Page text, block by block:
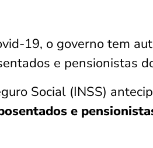
19, o governo tem
e pensionistas
Social (INSS)
e